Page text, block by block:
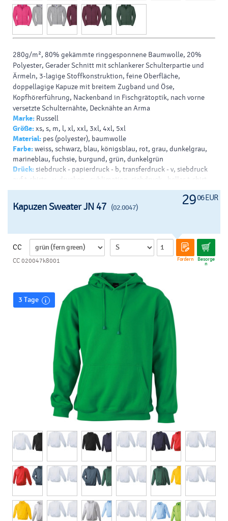
280g/m², 80% gekämmte ringgesponnene Baumwolle, 20%
Polyester, Gerader Schnitt mit schlankerer Schulterpartie und
Ärmeln, 3-lagige Stoffkonstruktion, feine Oberfläche,
doppellagige Kapuze mit breitem Zugband und Öse,
Kopfhörerführung, Nackenband in Fischgrätoptik, nach vorne
versetzte Schulternähte, Decknähte an Arma
Marke: Russell
Größe:xs, s, m, l, xl, xxl, 3xl, 4xl, 5xl
Material: pes (polyester), baumwolle
Farbe:weiss, schwarz, blau, königsblau, rot, grau, dunkelgrau,
marineblau, fuchsie, burgund, grün, dunkelgrün
Drück: siebdruck - papierdruck - b, transferdruck - v, siebdruck
auf t-shirts - v, drucken - sublimation, siebdruck - helles t-shirt -
b, siebdruck - dunkles t-shirt - b
2906 EUR
Kapuzen Sweater JN 47 (02.0047)
CC
Fordern Besorge
n
CC 020047k8001
3 Tage